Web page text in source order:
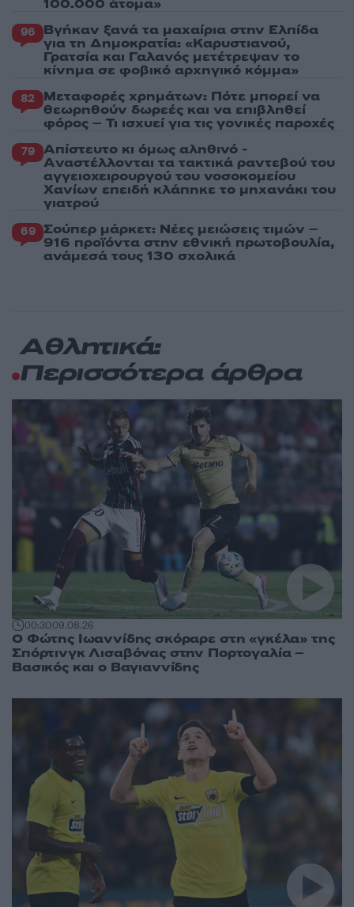
100.000 άτομα»
96 Βγήκαν ξανά τα μαχαίρια στην Ελπίδα
για τη Δημοκρατία: «Καρυστιανού,
Γρατσία και Γαλανός μετέτρεψαν το
κίνημα σε φοβικό αρχηγικό κόμμα»
82 Μεταφορές χρημάτων: Πότε μπορεί να
θεωρηθούν δωρεές και να επιβληθεί
φόρος – Τι ισχυεί για τις γονικές παροχές
79 Απίστευτο κι όμως αληθινό -
Aναστέλλονται τα τακτικά ραντεβού του
αγγειοχειρουργού του νοσοκομείου
Χανίων επειδή κλάπηκε το μηχανάκι του
γιατρού
69 Σούπερ μάρκετ: Νέες μειώσεις τιμών –
916 προϊόντα στην εθνική πρωτοβουλία,
ανάμεσά τους 130 σχολικά
Αθλητικά:
Περισσότερα άρθρα
00:3009.08.26
Ο Φώτης Ιωαννίδης σκόραρε στη «γκέλα» της
Σπόρτινγκ Λισαβόνας στην Πορτογαλία –
Βασικός και ο Βαγιαννίδης